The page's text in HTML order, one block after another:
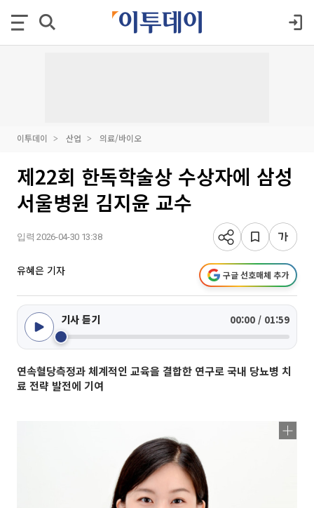
이투데이 산업 의료/바이오
제22회 한독학술상 수상자에 삼성
서울병원 김지윤 교수
입력 2026-04-30 13:38
유혜은 기자 구글 선호매체 추가
기사 듣기 00:00 / 01:59
연속혈당측정과 체계적인 교육을 결합한 연구로 국내 당뇨병 치
료 전략 발전에 기여